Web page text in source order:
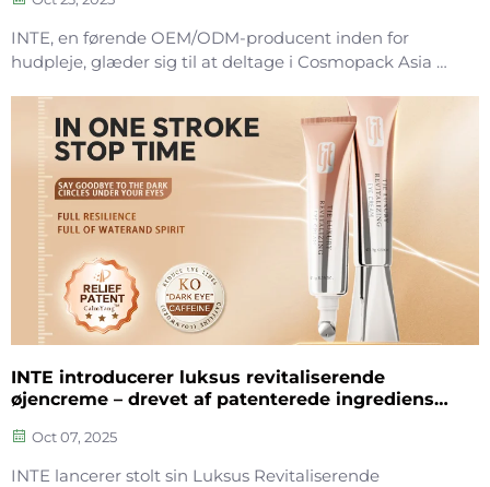
INTE, en førende OEM/ODM-producent inden for
hudpleje, glæder sig til at deltage i Cosmopack Asia &
skønhedsbranchens supply chain – som afholdes den
11.–13. november på Hong Kong AsiaWorld-Expo. Vi
byder alle aktører i skønhedsindustrien velkommen til
at besøge vores stand,
INTE introducerer luksus revitaliserende
øjencreme – drevet af patenterede ingredienser
Oct 07, 2025
INTE lancerer stolt sin Luksus Revitaliserende